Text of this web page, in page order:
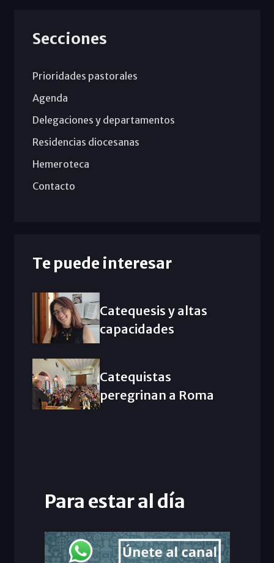
Secciones
Prioridades pastorales
Agenda
Delegaciones y departamentos
Residencias diocesanas
Hemeroteca
Contacto
Te puede interesar
Catequesis y altas
capacidades
Catequistas
peregrinan a Roma
Para estar al día